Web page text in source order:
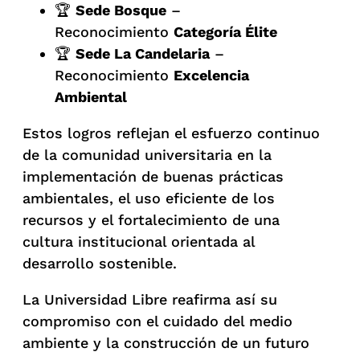
🏆 Sede Bosque –
Reconocimiento Categoría Élite
🏆 Sede La Candelaria–
Reconocimiento Excelencia
Ambiental
Estos logros reflejan el esfuerzo continuo
de la comunidad universitaria en la
implementación de buenas prácticas
ambientales, el uso eficiente de los
recursos y el fortalecimiento de una
cultura institucional orientada al
desarrollo sostenible.
La Universidad Libre reafirma así su
compromiso con el cuidado del medio
ambiente y la construcción de un futuro